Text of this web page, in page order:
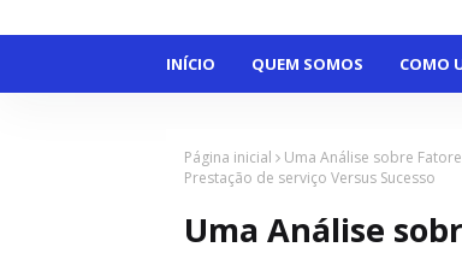
INÍCIO QUEM SOMOS COMO
Página inicial
Uma Análise sobre
Prestação de serviço Versus Sucesso
Uma Análise